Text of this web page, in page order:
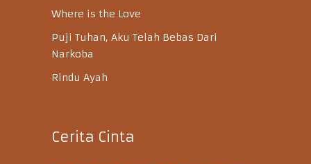
Where is the Love
Puji Tuhan, Aku Telah Bebas Dari
Narkoba
Rindu Ayah
Cerita Cinta